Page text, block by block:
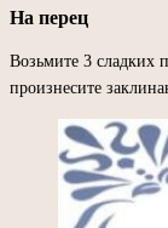
На перец
Возьмите 3 сладких
произнесите